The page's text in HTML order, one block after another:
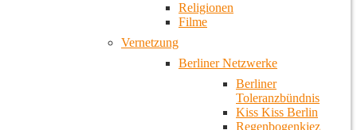
Religionen
Filme
Vernetzung
Berliner Netzwerke
Berliner
Toleranzbündnis
Kiss Kiss Berlin
Regenbogenkiez